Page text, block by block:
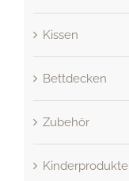
Kissen
Bettdecken
Zubehör
Kinderprodukte